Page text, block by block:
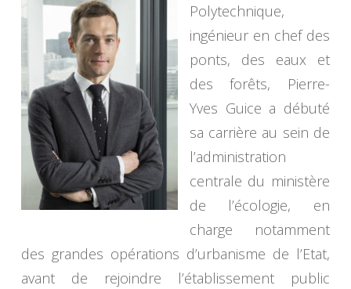
Polytechnique,
ingénieur en chef des
ponts, des eaux et
des forêts, Pierre-
Yves Guice a débuté
sa carrière au sein de
l’administration
centrale du ministère
de l’écologie, en
charge notamment
des grandes opérations d’urbanisme de l’Etat,
avant de rejoindre l’établissement public